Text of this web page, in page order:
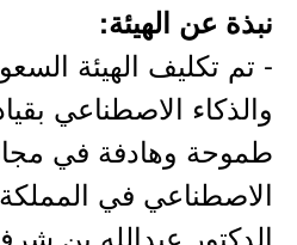
نبذة عن الهيئة:
- تم تكليف الهيئة
والذكاء الاصطناعي
طموحة وهادفة في مجال
الاصطناعي في
الدكتور عبدالله بن